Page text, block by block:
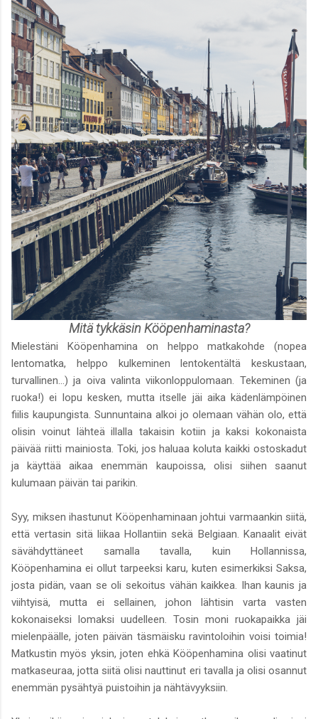
Mitä tykkäsin Kööpenhaminasta?
Mielestäni Kööpenhamina on helppo matkakohde (nopea
lentomatka, helppo kulkeminen lentokentältä keskustaan,
turvallinen...) ja oiva valinta viikonloppulomaan. Tekeminen (ja
ruoka!) ei lopu kesken, mutta itselle jäi aika kädenlämpöinen
fiilis kaupungista. Sunnuntaina alkoi jo olemaan vähän olo, että
olisin voinut lähteä illalla takaisin kotiin ja kaksi kokonaista
päivää riitti mainiosta. Toki, jos haluaa koluta kaikki ostoskadut
ja käyttää aikaa enemmän kaupoissa, olisi siihen saanut
kulumaan päivän tai parikin.
Syy, miksen ihastunut Kööpenhaminaan johtui varmaankin siitä,
että vertasin sitä liikaa Hollantiin sekä Belgiaan. Kanaalit eivät
sävähdyttäneet samalla tavalla, kuin Hollannissa,
Kööpenhamina ei ollut tarpeeksi karu, kuten esimerkiksi Saksa,
josta pidän, vaan se oli sekoitus vähän kaikkea. Ihan kaunis ja
viihtyisä, mutta ei sellainen, johon lähtisin varta vasten
kokonaiseksi lomaksi uudelleen. Tosin moni ruokapaikka jäi
mielenpäälle, joten päivän täsmäisku ravintoloihin voisi toimia!
Matkustin myös yksin, joten ehkä Kööpenhamina olisi vaatinut
matkaseuraa, jotta siitä olisi nauttinut eri tavalla ja olisi osannut
enemmän pysähtyä puistoihin ja nähtävyyksiin.